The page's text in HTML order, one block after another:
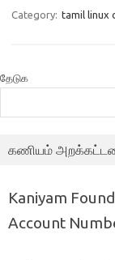
Category: tamil linux
தேடுக
கணியம்
Kaniyam
Account